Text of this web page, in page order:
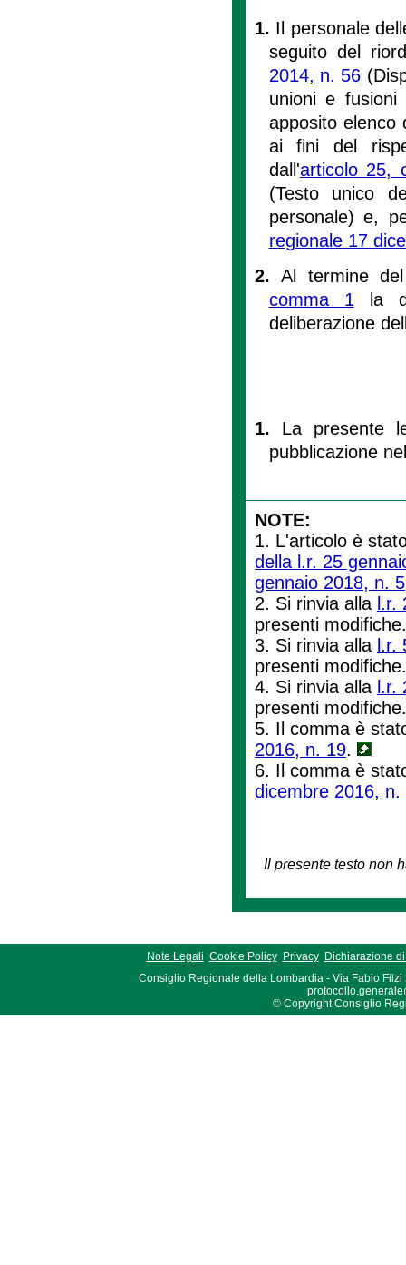
1. Il personale
seguito del
2014, n. 56
unioni e
apposito elenco
ai fini del
dall'articolo 25,
(Testo unico
personale) e,
regionale 17
2.Al termine
comma 1 la
deliberazione
1. La presente
pubblicazione
NOTE:
1. L'articolo è
della l.r. 25
gennaio 2018, n. 5
2. Si rinvia alla l.r.
presenti
3. Si rinvia alla l.r.
presenti
4. Si rinvia alla l.r.
presenti
5. Il comma è
2016, n. 19.
6. Il comma è
dicembre 2016, n.
Il presente testo non
Note Legali Cookie Policy Privacy
Dichiarazione
Consiglio Regionale della Lombardia - Via Fabio Filzi
© Copyright Consiglio